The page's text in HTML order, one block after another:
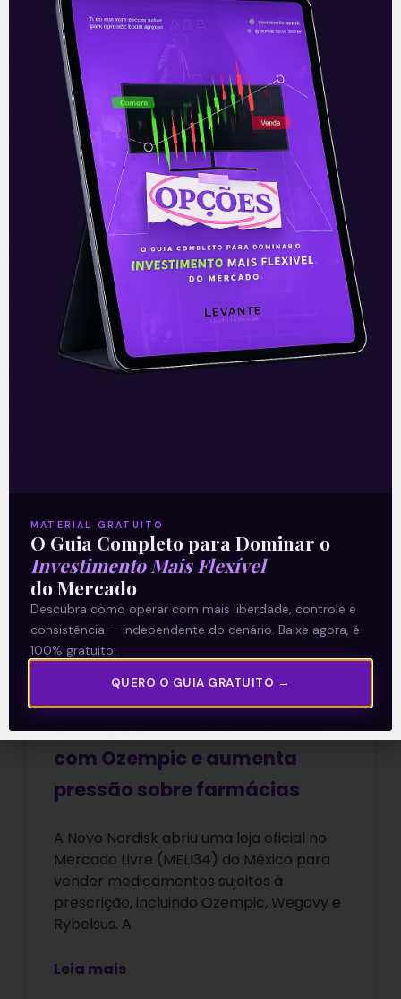
supera guidance divulgado
A Movida registrou lucro líquido de 135,6
milhões de reais no 2T26, segundo prévia
operacional não auditada. O valor mais
que dobrou em relação ao
Leia mais
17/07/2026
Embraer (EMBJ3) compra
fatia restante da EZ Air e
Leia mais
02/07/2026
Mercado Livre (MELI34)
avança em medicamentos,
com Ozempic e aumenta
pressão sobre farmácias
A Novo Nordisk abriu uma loja oficial no
Mercado Livre (MELI34) do México para
vender medicamentos sujeitos à
prescrição, incluindo Ozempic, Wegovy e
Rybelsus. A
Leia mais
MATERIAL GRATUITO
O Guia Completo para Dominar o
Investimento Mais Flexível
do Mercado
Descubra como operar com mais liberdade, controle e
consistência — independente do cenário. Baixe agora, é
100% gratuito.
QUERO O GUIA GRATUITO →